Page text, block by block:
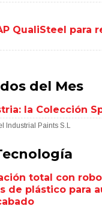
QualiSteel para
del Mes
la Colección
Industrial Paints S.L
total con
de plástico para